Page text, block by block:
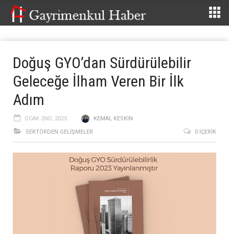
Doğuş GYO’dan Sürdürülebilir
Geleceğe İlham Veren Bir İlk
Adım
OCAK 2ND, 2025
KEMAL KESKIN
SEKTÖRDEN GELIŞMELER
0 İÇERIK